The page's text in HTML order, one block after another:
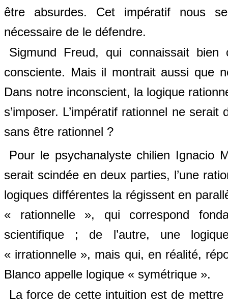
être absurdes. Cet impératif nous
nécessaire de le défendre.
Sigmund Freud, qui connaissait
consciente. Mais il montrait aussi que
Dans notre inconscient, la logique
s’imposer. L’impératif rationnel ne
sans être rationnel ?
Pour le psychanalyste chilien Ignacio
serait scindée en deux parties, l’une
logiques différentes la régissent en
« rationnelle », qui correspond
scientifique ; de l’autre, une
« irrationnelle », mais qui, en réalité,
Blanco appelle logique « symétrique ».
La force de cette intuition est de